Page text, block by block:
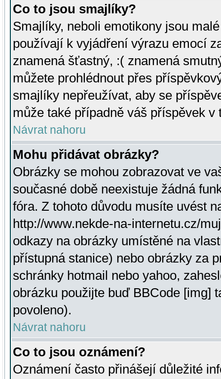
Co to jsou smajlíky?
Smajlíky, neboli emotikony jsou
používají k vyjádření výrazu emocí
znamená šťastný, :( znamená
můžete prohlédnout přes
smajlíky nepřeužívat, aby se
může také případně váš příspěvek v
Návrat nahoru
Mohu přidávat obrázky?
Obrázky se mohou zobrazovat ve
současné době neexistuje žádná
fóra. Z tohoto důvodu musíte uvést
http://www.nekde-na-internetu.cz/
odkazy na obrázky umístěné na
přístupná stanice) nebo obrázky za
schránky hotmail nebo yahoo,
obrázku použijte buď BBCode [img]
povoleno).
Návrat nahoru
Co to jsou oznámení?
Oznámení často přinášejí důležité